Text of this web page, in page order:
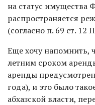
на статус имущества
распространяется
(согласно п. 69 ст.
Еще хочу напомнить,
летним сроком
аренды
года), и это было
абхазской власти,